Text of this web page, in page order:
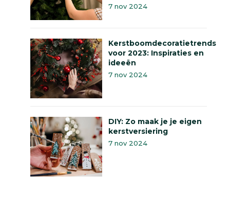
7 nov 2024
Kerstboomdecoratietrends
voor 2023: Inspiraties en
ideeën
7 nov 2024
DIY: Zo maak je je eigen
kerstversiering
7 nov 2024